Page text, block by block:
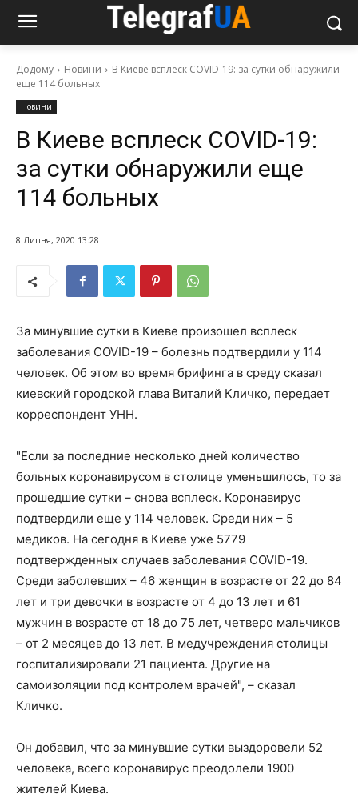
Додому Новини
В Киеве всплеск COVID-19: за сутки обнаружили
еще 114 больных
Новини
В Киеве всплеск COVID-19:
за сутки обнаружили еще
114 больных
8 Липня, 2020 13:28
За минувшие сутки в Киеве произошел всплеск
заболевания COVID-19 – болезнь подтвердили у 114
человек. Об этом во время брифинга в среду сказал
киевский городской глава Виталий Кличко, передает
корреспондент УНН.
"Если за последние несколько дней количество
больных коронавирусом в столице уменьшилось, то за
прошедшие сутки – снова всплеск. Коронавирус
подтвердили еще у 114 человек. Среди них – 5
медиков. На сегодня в Киеве уже 5779
подтвержденных случаев заболевания COVID-19.
Среди заболевших – 46 женщин в возрасте от 22 до 84
лет и три девочки в возрасте от 4 до 13 лет и 61
мужчин в возрасте от 18 до 75 лет, четверо мальчиков
– от 2 месяцев до 13 лет. В медучреждения столицы
госпитализировали 21 пациента. Другие на
самоизоляции под контролем врачей", – сказал
Кличко.
Он добавил, что за минувшие сутки выздоровели 52
человека, всего коронавирус преодолели 1900
жителей Киева.